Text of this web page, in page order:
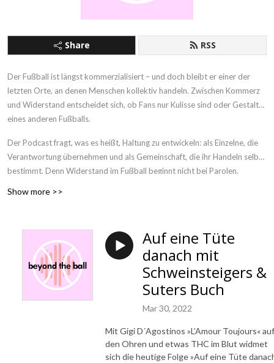
Share RSS
Der Fußball ist längst kommerzialisiert – und doch bleibt er einer der
letzten Orte, an denen Menschen kollektiv handeln. Zwischen Kommerz
und Widerstand entscheidet sich, ob Fans nur Kulisse sind oder Gestalter
eines anderen Fußballs.
Der Podcast fragt, was es heißt, Haltung zu entwickeln: als Einzelne, die
Verantwortung übernehmen und als Gemeinschaft, die ihr Handeln selbst
bestimmt. Denn Widerstand im Fußball beginnt nicht bei Parolen,
Show more >>
Auf eine Tüte
danach mit
Schweinsteigers &
Suters Buch
Mar 30, 2022
Mit Gigi D´Agostinos »L’Amour Toujours« auf
den Ohren und etwas THC im Blut widmet
sich die heutige Folge »Auf eine Tüte